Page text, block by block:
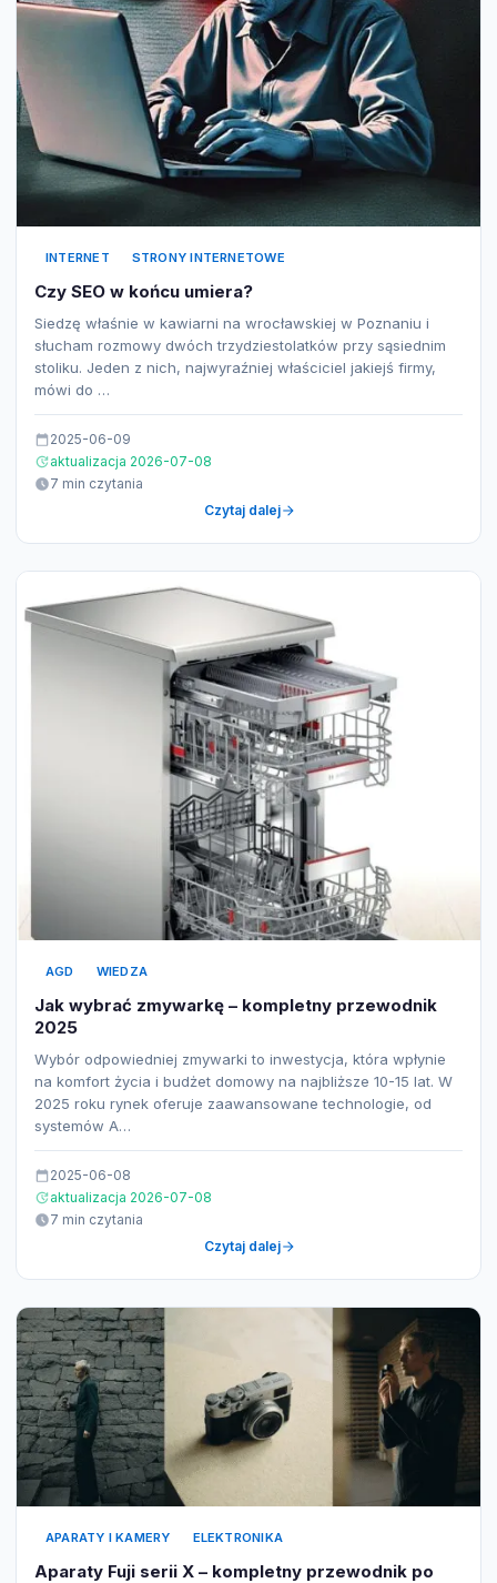
INTERNET STRONY INTERNETOWE
Czy SEO w końcu umiera?
Siedzę właśnie w kawiarni na wrocławskiej w Poznaniu i
słucham rozmowy dwóch trzydziestolatków przy sąsiednim
stoliku. Jeden z nich, najwyraźniej właściciel jakiejś firmy,
mówi do …
2025-06-09
aktualizacja 2026-07-08
7 min czytania
Czytaj dalej
AGD WIEDZA
Jak wybrać zmywarkę – kompletny przewodnik
2025
Wybór odpowiedniej zmywarki to inwestycja, która wpłynie
na komfort życia i budżet domowy na najbliższe 10-15 lat. W
2025 roku rynek oferuje zaawansowane technologie, od
systemów A…
2025-06-08
aktualizacja 2026-07-08
7 min czytania
Czytaj dalej
APARATY I KAMERY ELEKTRONIKA
Aparaty Fuji serii X – kompletny przewodnik po